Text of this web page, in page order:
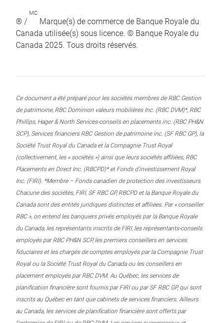
® /
MC
Marque(s) de commerce de Banque Royale du
Canada utilisée(s) sous licence. © Banque Royale du
Canada 2025. Tous droits réservés.
Ce document a été préparé pour les sociétés membres de RBC Gestion
de patrimoine, RBC Dominion valeurs mobilières Inc. (RBC DVM)*, RBC
Phillips, Hager & North Services-conseils en placements inc. (RBC PH&N
SCP), Services financiers RBC Gestion de patrimoine inc. (SF RBC GP), la
Société Trust Royal du Canada et la Compagnie Trust Royal
(collectivement, les « sociétés ») ainsi que leurs sociétés affiliées, RBC
Placements en Direct Inc. (RBCPD)* et Fonds d’investissement Royal
Inc. (FIRI). *Membre – Fonds canadien de protection des investisseurs.
Chacune des sociétés, FIRI, SF RBC GP, RBCPD et la Banque Royale du
Canada sont des entités juridiques distinctes et affiliées. Par « conseiller
RBC », on entend les banquiers privés employés par la Banque Royale
du Canada, les représentants inscrits de FIRI, les représentants-conseils
employés par RBC PH&N SCP, les premiers conseillers en services
fiduciaires et les chargés de comptes employés par la Compagnie Trust
Royal ou la Société Trust Royal du Canada ou les conseillers en
placement employés par RBC DVM. Au Québec, les services de
planification financière sont fournis par FIRI ou par SF RBC GP, qui sont
inscrits au Québec en tant que cabinets de services financiers. Ailleurs
au Canada, les services de planification financière sont offerts par